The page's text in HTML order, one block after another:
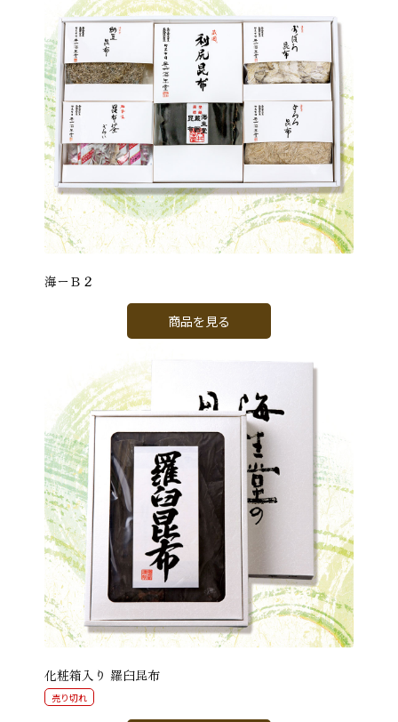
海ーＢ２
商品を見る
化粧箱入り 羅臼昆布
売り切れ